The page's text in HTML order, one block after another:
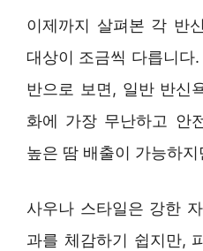
이제까지 살펴본 각 반
대상이 조금씩 다릅니
반으로 보면, 일반 반신
화에 가장 무난하고 안
높은 땀 배출이 가능하
사우나 스타일은 강한
과를 체감하기 쉽지만,